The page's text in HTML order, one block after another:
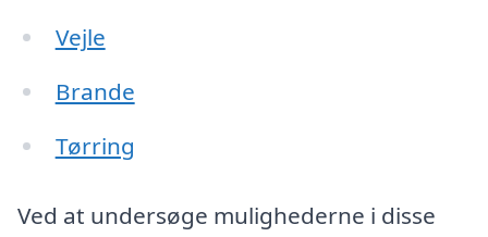
Vejle
Brande
Tørring
Ved at undersøge mulighederne i disse